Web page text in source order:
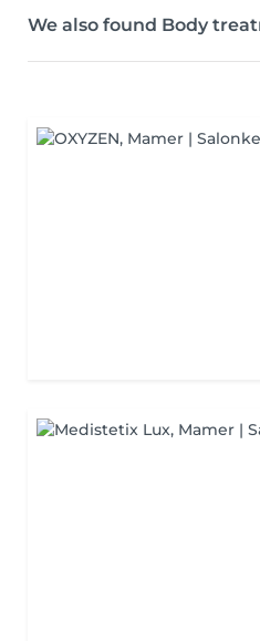
We also found Body